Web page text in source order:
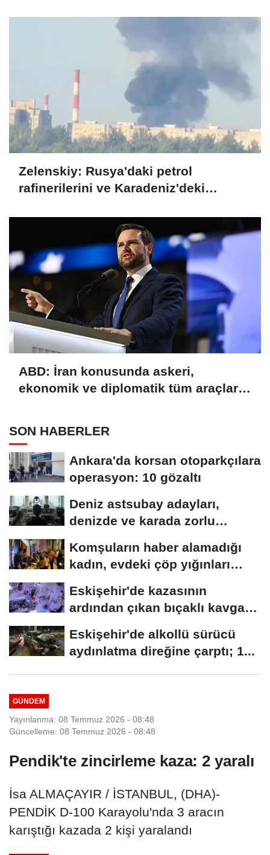
Zelenskiy: Rusya'daki petrol
rafinerilerini ve Karadeniz'deki
ABD: İran konusunda askeri,
ekonomik ve diplomatik tüm araçlar
SON HABERLER
Ankara'da korsan otoparkçılara
operasyon: 10 gözaltı
Deniz astsubay adayları,
denizde ve karada zorlu
Komşuların haber alamadığı
kadın, evdeki çöp yığınları
Eskişehir'de kazasının
ardından çıkan bıçaklı kavga
Eskişehir'de alkollü sürücü
aydınlatma direğine çarptı; 1...
GÜNDEM
Yayınlanma: 08 Temmuz 2026 - 08:48
Güncelleme: 08 Temmuz 2026 - 08:48
Pendik'te zincirleme kaza: 2 yaralı
İsa ALMAÇAYIR / İSTANBUL, (DHA)-
PENDİK D-100 Karayolu'nda 3 aracın
karıştığı kazada 2 kişi yaralandı